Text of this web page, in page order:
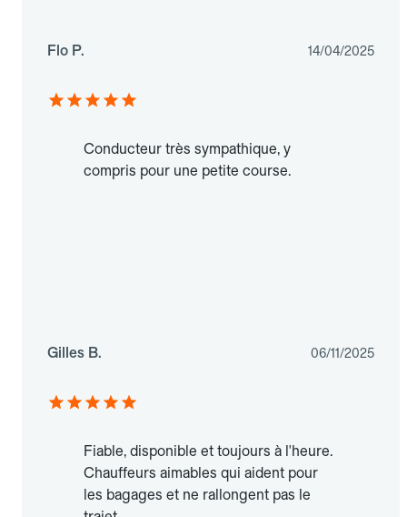
Flo P. 14/04/2025
Conducteur très sympathique, y
compris pour une petite course.
Gilles B. 06/11/2025
Fiable, disponible et toujours à l'heure.
Chauffeurs aimables qui aident pour
les bagages et ne rallongent pas le